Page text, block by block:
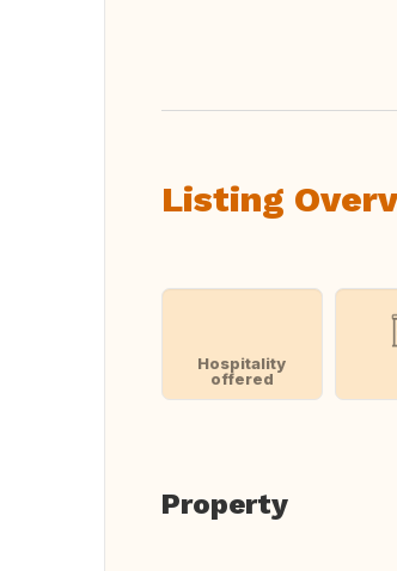
Listing
Hospitality
offered
Property